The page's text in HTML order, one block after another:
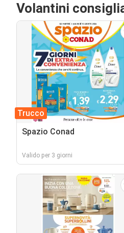
Volantini
Trucco
Spazio Conad
Valido per 3 giorni